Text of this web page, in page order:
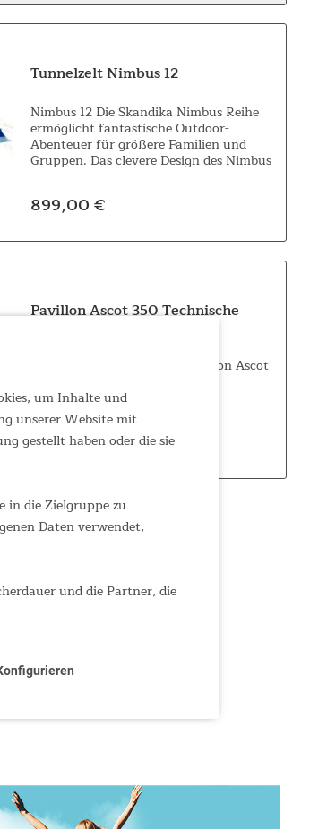
Tunnelzelt Nimbus 12
Nimbus 12 Die Skandika Nimbus Reihe
ermöglicht fantastische Outdoor-
Abenteuer für größere Familien und
Gruppen. Das clevere Design des Nimbus
ist...
899,00 €
Pavillon Ascot 350 Technische
Baumwolle Der Skandika Pavillon Ascot
Campingplatz oder die nächste
Gartenparty, der zuverlässig vor Regen
und Sonne schützt. Der große
kuppelförmige Pavillon ist...
229,00 € UVP 269,00 €
um Inhalte und
unserer Website mit
gestellt haben oder die sie
in die Zielgruppe zu
Daten verwendet,
und die Partner, die